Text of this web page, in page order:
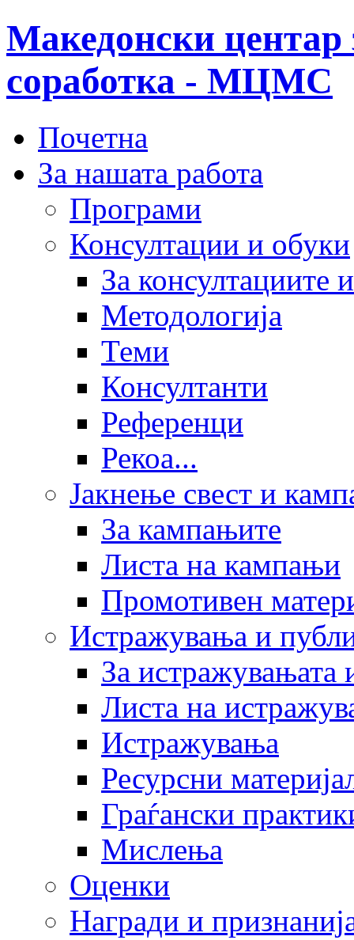
Македонски центар
соработка - МЦМС
Почетна
За нашата работа
Програми
Консултации и обуки
За консултациите
Методологија
Теми
Консултанти
Референци
Рекоа...
Јакнење свест и
За кампањите
Листа на кампањи
Промотивен
Истражувања и
За истражувањата
Листа на
Истражувања
Ресурсни
Граѓански
Мислења
Оценки
Награди и